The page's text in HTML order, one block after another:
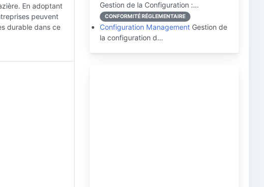
En adoptant
peuvent
durable dans ce
Gestion de la Configuration :…
CONFORMITÉ RÉGLEMENTAIRE
Configuration Management Gestion de
la configuration d…